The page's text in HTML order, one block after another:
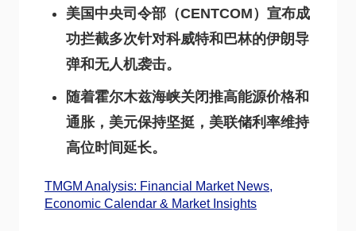
美国中央司令部（CENTCOM）宣布成
功拦截多次针对科威特和巴林的伊朗导
弹和无人机袭击。
随着霍尔木兹海峡关闭推高能源价格和
通胀，美元保持坚挺，美联储利率维持
高位时间延长。
TMGM Analysis: Financial Market News,
Economic Calendar & Market Insights